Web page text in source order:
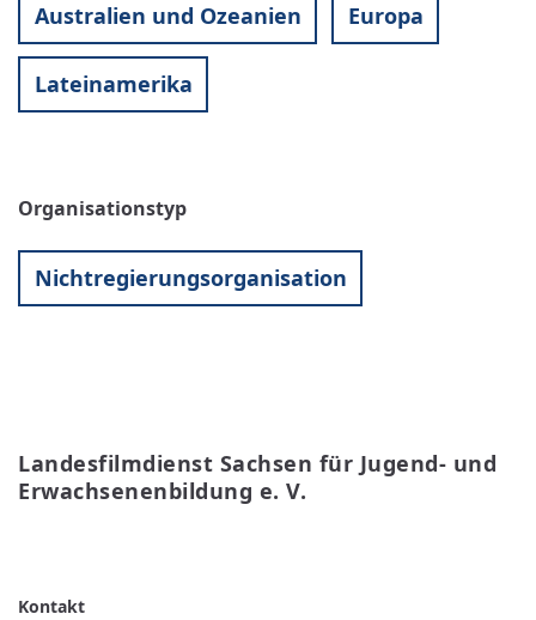
Australien und Ozeanien Europa
Lateinamerika
Organisationstyp
Nichtregierungsorganisation
Landesfilmdienst Sachsen für Jugend- und
Erwachsenenbildung e. V.